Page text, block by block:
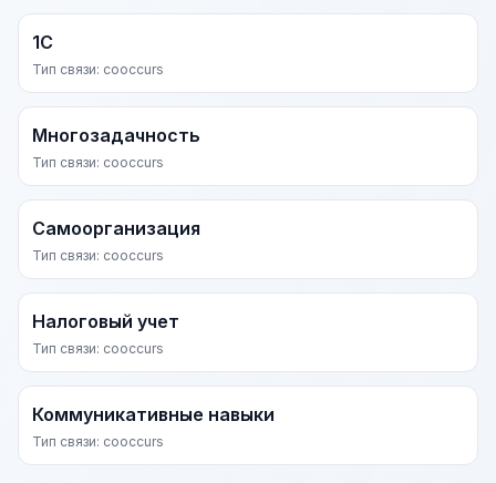
1С
Тип связи: cooccurs
Многозадачность
Тип связи: cooccurs
Самоорганизация
Тип связи: cooccurs
Налоговый учет
Тип связи: cooccurs
Коммуникативные навыки
Тип связи: cooccurs